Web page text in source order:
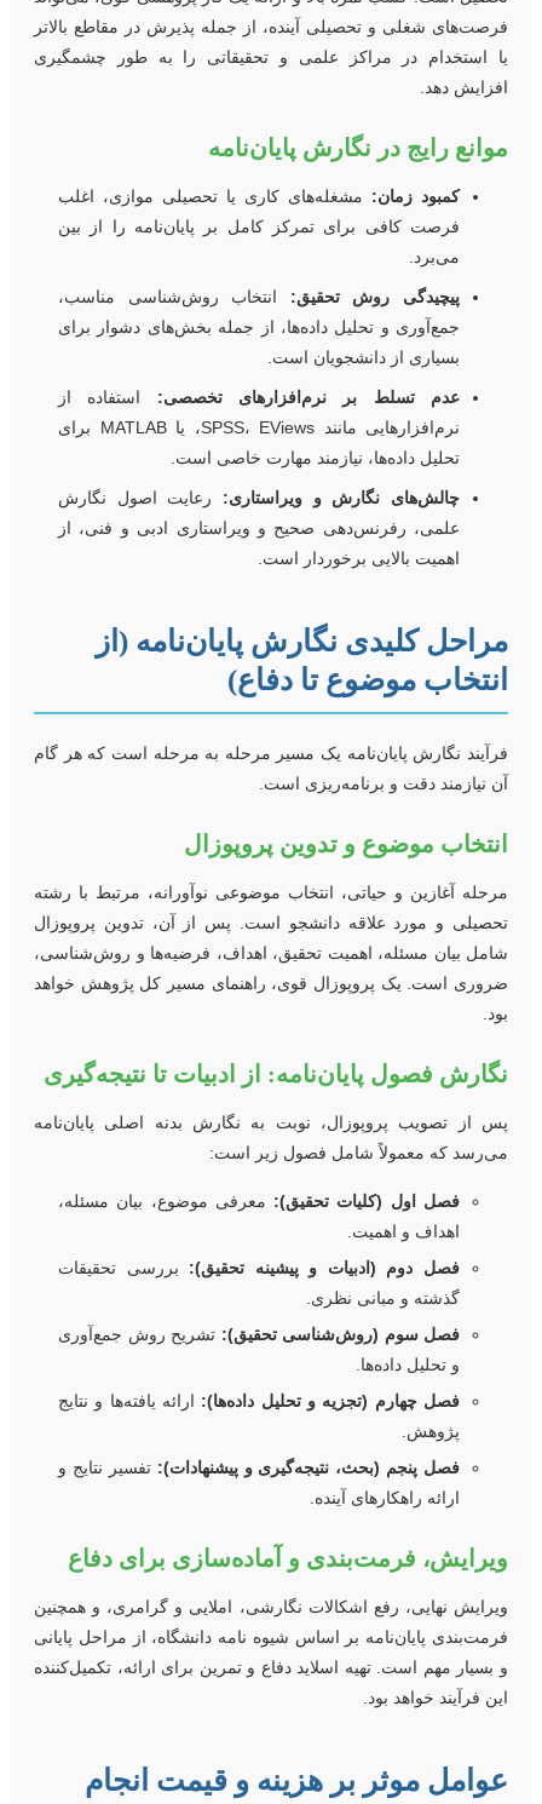
شغلی و تحصیلی آینده، از جمله پذیرش در مقاطع بالاتر
استخدام در مراکز علمی و تحقیقاتی را به طور چشمگیری
دهد.
رایج در نگارش پایان‌نامه
کمبود زمان:مشغله‌های کاری یا تحصیلی موازی، اغلب
فرصت کافی برای تمرکز کامل بر پایان‌نامه را از بین
می‌برد.
پیچیدگی روش‌ تحقیق:انتخاب روش‌شناسی مناسب،
جمع‌آوری و تحلیل داده‌ها، از جمله بخش‌های دشوار برای
بسیاری از دانشجویان است.
عدم تسلط بر نرم‌افزارهای تخصصی:استفاده از
نرم‌افزارهایی مانند SPSS، EViews، یا MATLAB برای
تحلیل داده‌ها، نیازمند مهارت خاصی است.
چالش‌های نگارش و ویراستاری:رعایت اصول نگارش
علمی، رفرنس‌دهی صحیح و ویراستاری ادبی و فنی، از
اهمیت بالایی برخوردار است.
کلیدی نگارش پایان‌نامه (از
موضوع تا دفاع)
نگارش پایان‌نامه یک مسیر مرحله به مرحله است که هر گام
نیازمند دقت و برنامه‌ریزی است.
موضوع و تدوین پروپوزال
آغازین و حیاتی، انتخاب موضوعی نوآورانه، مرتبط با رشته
و مورد علاقه دانشجو است. پس از آن، تدوین پروپوزال
بیان مسئله، اهمیت تحقیق، اهداف، فرضیه‌ها و روش‌شناسی،
است. یک پروپوزال قوی، راهنمای مسیر کل پژوهش خواهد
فصول پایان‌نامه: از ادبیات تا نتیجه‌گیری
از تصویب پروپوزال، نوبت به نگارش بدنه اصلی پایان‌نامه
که معمولاً شامل فصول زیر است:
فصل اول (کلیات تحقیق):معرفی موضوع، بیان مسئله،
اهداف و اهمیت.
فصل دوم (ادبیات و پیشینه تحقیق):بررسی تحقیقات
گذشته و مبانی نظری.
فصل سوم (روش‌شناسی تحقیق):تشریح روش‌ جمع‌آوری
و تحلیل داده‌ها.
فصل چهارم (تجزیه و تحلیل داده‌ها):ارائه یافته‌ها و نتایج
پژوهش.
فصل پنجم (بحث، نتیجه‌گیری و پیشنهادات):تفسیر نتایج و
ارائه راهکارهای آینده.
فرمت‌بندی و آماده‌سازی برای دفاع
نهایی، رفع اشکالات نگارشی، املایی و گرامری، و همچنین
پایان‌نامه بر اساس شیوه نامه دانشگاه، از مراحل پایانی
بسیار مهم است. تهیه اسلاید دفاع و تمرین برای ارائه، تکمیل‌کننده
فرآیند خواهد بود.
موثر بر هزینه و قیمت انجام